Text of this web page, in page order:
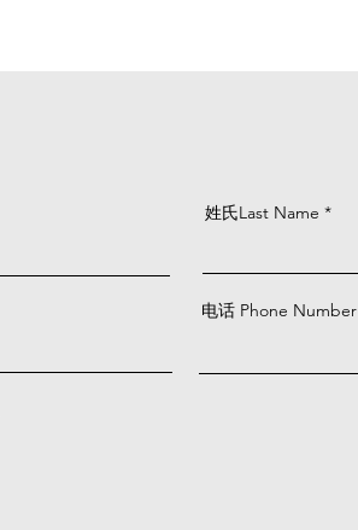
姓氏Last Name
电话 Phone Number